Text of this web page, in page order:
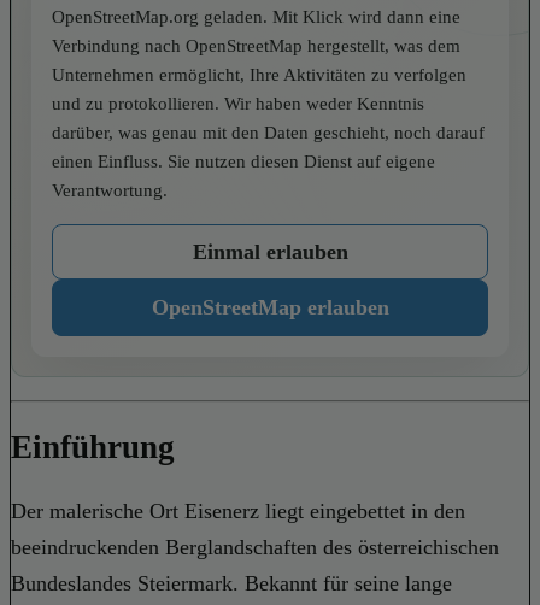
OpenStreetMap.org geladen. Mit Klick wird dann eine
Verbindung nach OpenStreetMap hergestellt, was dem
Unternehmen ermöglicht, Ihre Aktivitäten zu verfolgen
und zu protokollieren. Wir haben weder Kenntnis
darüber, was genau mit den Daten geschieht, noch darauf
einen Einfluss. Sie nutzen diesen Dienst auf eigene
Verantwortung.
Einmal erlauben
OpenStreetMap erlauben
Einführung
Der malerische Ort Eisenerz liegt eingebettet in den
beeindruckenden Berglandschaften des österreichischen
Bundeslandes Steiermark. Bekannt für seine lange